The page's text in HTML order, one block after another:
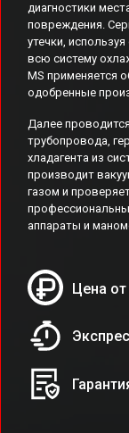
диагностики
повреждения.
утечки,
всю систему
MS применяется
одобренные
Далее
трубопровода,
хладагента из
производит
газом и
аппараты и
Цена от